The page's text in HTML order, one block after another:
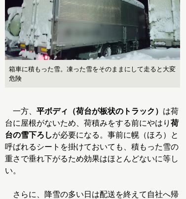
箱車に積もった雪。凍った雪をそのままにして走ると大変
危険
一方、 平ボディ（荷台が板状のトラック） は荷
台に屋根がないため、荷積みをする前にやはり 荷
台の雪下ろしが必要になる。事前に幌（ほろ）と
呼ばれるシートを掛けておいても、積もった雪の
重さで垂れ下がるため効果はほとんどないに等し
い。
さらに、降雪の多い日は配送を終えて自社へ帰